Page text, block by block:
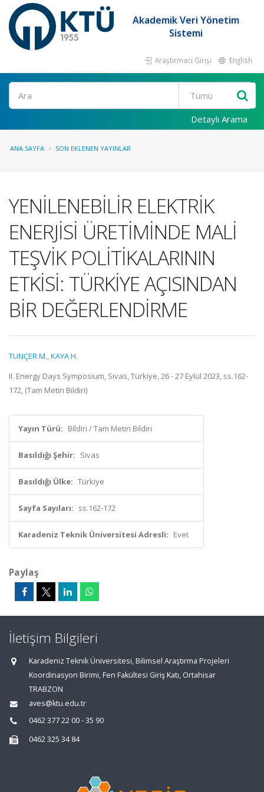
Akademik Veri Yönetim
Sistemi
Araştırmacı Girişi English
Ara
Detaylı Arama
ANA SAYFA SON EKLENEN YAYINLAR
YENİLENEBİLİR ELEKTRİK
ENERJİSİ ÜRETİMİNDE MALİ
TEŞVİK POLİTİKALARININ
ETKİSİ: TÜRKİYE AÇISINDAN
BİR DEĞERLENDİRME
TUNÇER M.,KAYA H.
II. Energy Days Symposium, Sivas, Türkiye, 26 - 27 Eylül 2023, ss.162-
172, (Tam Metin Bildiri)
Yayın Türü: Bildiri / Tam Metin Bildiri
Basıldığı Şehir: Sivas
Basıldığı Ülke: Türkiye
Sayfa Sayıları: ss.162-172
Karadeniz Teknik Üniversitesi Adresli: Evet
Paylaş
İletişim Bilgileri
Karadeniz Teknik Üniversitesi, Bilimsel Araştırma Projeleri
Koordinasyon Birimi, Fen Fakültesi Giriş Katı, Ortahisar
TRABZON
aves@ktu.edu.tr
0462 377 22 00 - 35 90
0462 325 34 84